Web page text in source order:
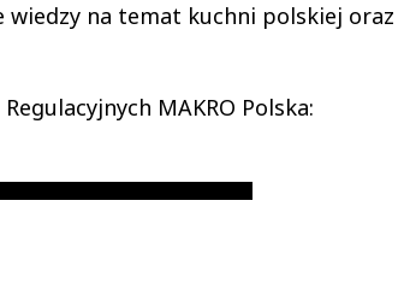
wiedzy na temat kuchni polskiej oraz
MAKRO Polska: